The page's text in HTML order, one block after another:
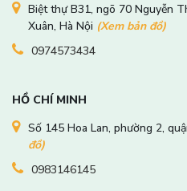
Biệt thự B31, ngõ 70 Nguyễn
Xuân, Hà Nội (Xem bản đồ)
0974573434
HỒ CHÍ MINH
Số 145 Hoa Lan, phường 2,
đồ)
0983146145